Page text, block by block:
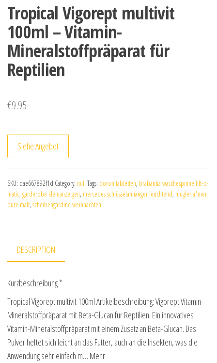
Tropical Vigorept multivit
100ml – Vitamin-
Mineralstoffpräparat für
Reptilien
€9.95
Siehe Angebot
SKU: dae667892f1d Category: null Tags: boron tabletten, brabantia wäschespinne lift-o-
matic, garderobe kleinanzeigen, mercedes schlüsselanhänger leuchtend, mugler a*men
pure malt, scheibengardine weihnachten
DESCRIPTION
Kurzbeschreibung *
Tropical Vigorept multivit 100ml Artikelbeschreibung: Vigorept Vitamin-
Mineralstoffpräparat mit Beta-Glucan für Reptilien. Ein innovatives
Vitamin-Mineralstoffpräparat mit einem Zusatz an Beta-Glucan. Das
Pulver heftet sich leicht an das Futter, auch an die Insekten, was die
Anwendung sehr einfach m… Mehr